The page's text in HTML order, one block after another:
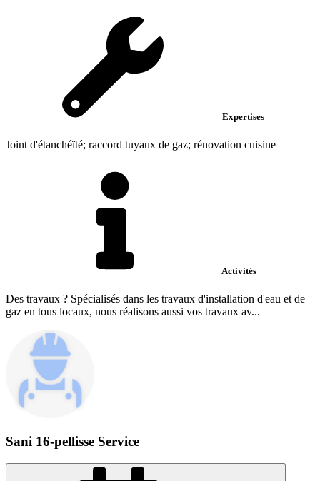
Expertises
Joint d'étanchéïté; raccord tuyaux de gaz; rénovation cuisine
Activités
Des travaux ? Spécialisés dans les travaux d'installation d'eau et de
gaz en tous locaux, nous réalisons aussi vos travaux av...
Sani 16-pellisse Service